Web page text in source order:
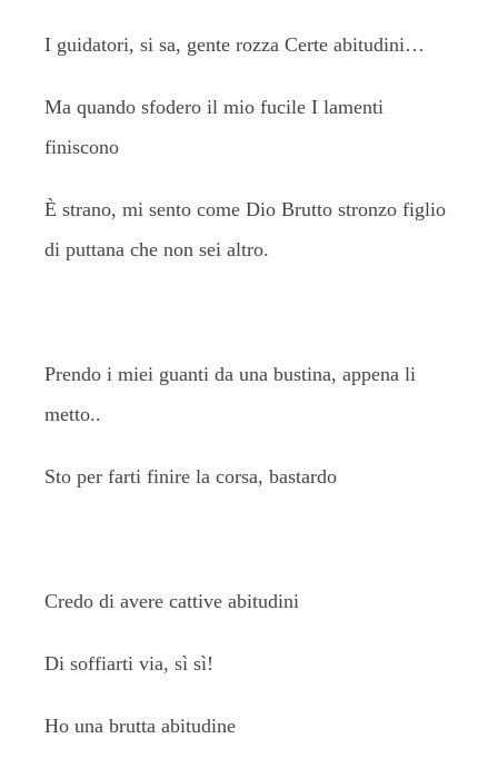
I guidatori, si sa, gente rozza Certe abitudini…
Ma quando sfodero il mio fucile I lamenti
finiscono
È strano, mi sento come Dio Brutto stronzo figlio
di puttana che non sei altro.
Prendo i miei guanti da una bustina, appena li
metto..
Sto per farti finire la corsa, bastardo
Credo di avere cattive abitudini
Di soffiarti via, sì sì!
Ho una brutta abitudine